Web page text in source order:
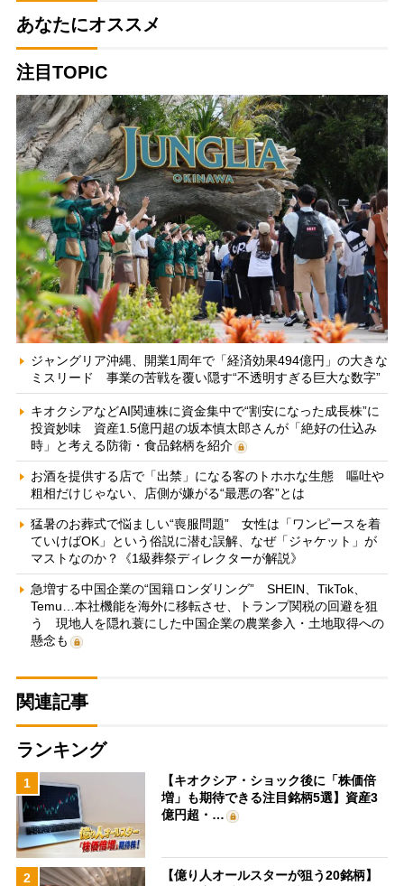
あなたにオススメ
注目TOPIC
ジャングリア沖縄、開業1周年で「経済効果494億円」の大きな
ミスリード 事業の苦戦を覆い隠す“不透明すぎる巨大な数字”
キオクシアなどAI関連株に資金集中で“割安になった成長株”に
投資妙味 資産1.5億円超の坂本慎太郎さんが「絶好の仕込み
時」と考える防衛・食品銘柄を紹介
お酒を提供する店で「出禁」になる客のトホホな生態 嘔吐や
粗相だけじゃない、店側が嫌がる“最悪の客”とは
猛暑のお葬式で悩ましい“喪服問題” 女性は「ワンピースを着
ていけばOK」という俗説に潜む誤解、なぜ「ジャケット」が
マストなのか？《1級葬祭ディレクターが解説》
急増する中国企業の“国籍ロンダリング” SHEIN、TikTok、
Temu…本社機能を海外に移転させ、トランプ関税の回避を狙
う 現地人を隠れ蓑にした中国企業の農業参入・土地取得への
懸念も
関連記事
ランキング
1
【キオクシア・ショック後に「株価倍
増」も期待できる注目銘柄5選】資産3
億円超・…
2
【億り人オールスターが狙う20銘柄】